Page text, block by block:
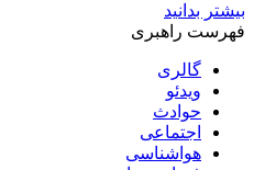
بیشتر بدانید
فهرست راهبری
گالری
ویدئو
حوادث
اجتماعی
هواشناسی